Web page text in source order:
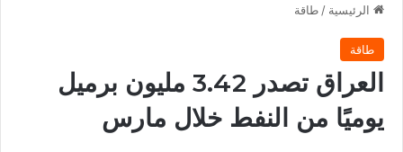
الرئيسية / طاقة
طاقة
العراق تصدر 3.42 مليون برميل
يوميًا من النفط خلال مارس